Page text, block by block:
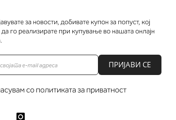
за новости, добивате купон за попуст, кој
го реализирате при купување во нашата онлајн
ПРИЈАВИ СЕ
со политиката за приватност